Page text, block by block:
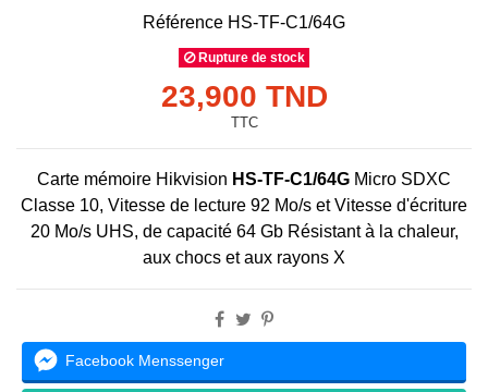
Référence HS-TF-C1/64G
Rupture de stock
23,900 TND
TTC
Carte mémoire Hikvision HS-TF-C1/64G Micro SDXC
Classe 10, Vitesse de lecture 92 Mo/s et Vitesse d'écriture
20 Mo/s UHS, de capacité 64 Gb Résistant à la chaleur,
aux chocs et aux rayons X
Facebook Menssenger